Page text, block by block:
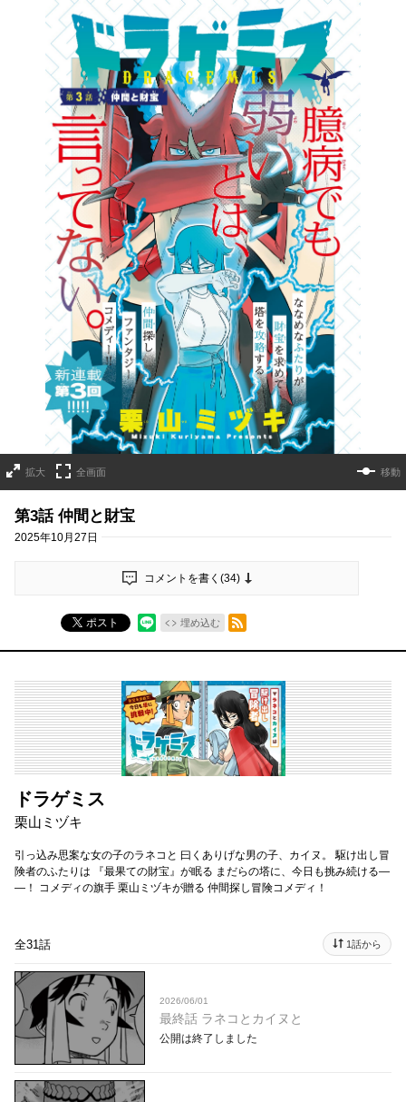
拡大 全画面 移動
第3話 仲間と財宝
2025年10月27日
コメントを書く(34)
ポスト 埋め込む
RSSフィード
ドラゲミス
栗山ミヅキ
引っ込み思案な女の子のラネコと 曰くありげな男の子、カイヌ。 駆け出し冒
険者のふたりは 『最果ての財宝』が眠る まだらの塔に、今日も挑み続ける―
―！ コメディの旗手 栗山ミヅキが贈る 仲間探し冒険コメディ！
全31話 1話から
2026/06/01
最終話 ラネコとカイヌと
公開は終了しました